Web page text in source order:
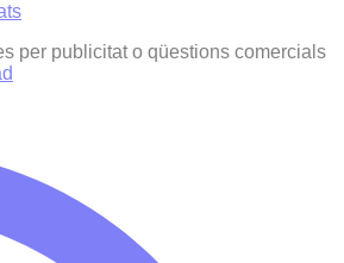
per publicitat o qüestions comercials